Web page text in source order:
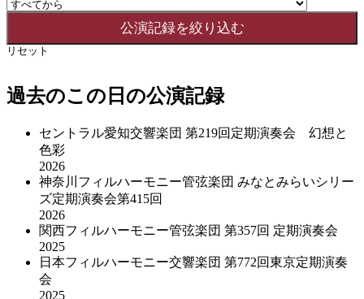
リセット
過去のこの日の公演記録
セントラル愛知交響楽団 第219回定期演奏会 幻想と
色彩
2026
神奈川フィルハーモニー管弦楽団 みなとみらいシリー
ズ定期演奏会第415回
2026
関西フィルハーモニー管弦楽団 第357回 定期演奏会
2025
日本フィルハーモニー交響楽団 第772回東京定期演奏
会
2025